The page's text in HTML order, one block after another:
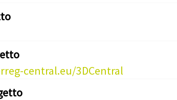
central.eu/3DCentral